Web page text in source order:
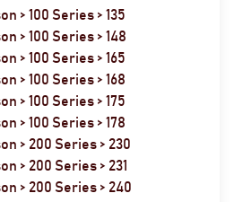
> 100 Series > 135
> 100 Series > 148
> 100 Series > 165
> 100 Series > 168
> 100 Series > 175
> 100 Series > 178
> 200 Series > 230
> 200 Series > 231
> 200 Series > 240